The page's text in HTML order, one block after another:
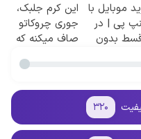
موبایل با
پی | در
قسط بدون
این کرم جلبک،
جوری چروکاتو
صاف میکنه که
کردی!(تخفیف
۳۲۰